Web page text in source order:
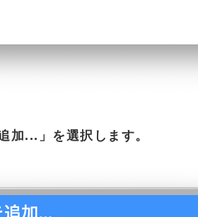
加...」を選択します。